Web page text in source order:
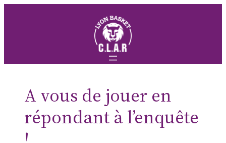
A vous de jouer en
répondant à l’enquête